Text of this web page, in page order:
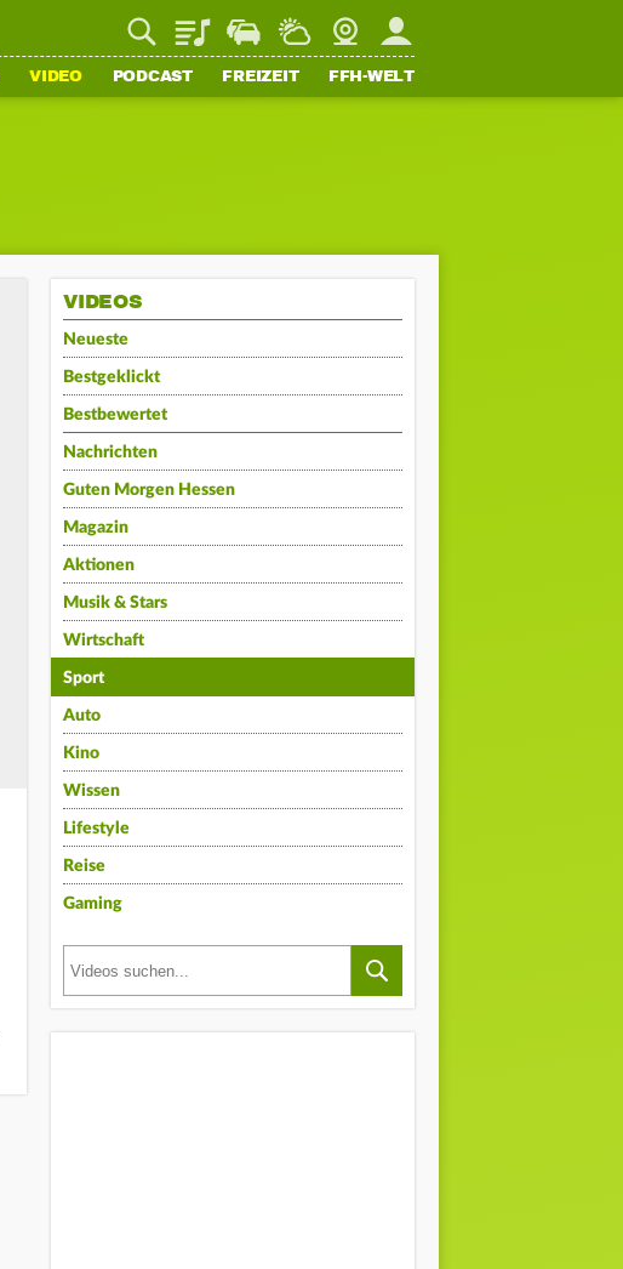
PlaylistStaupilotWetterWebcamMein FFH
VIDEO PODCAST FREIZEIT FFH-WELT
VIDEOS
Neueste
Bestgeklickt
Bestbewertet
Nachrichten
Guten Morgen Hessen
Magazin
Aktionen
Musik & Stars
Wirtschaft
Sport
Auto
Kino
Wissen
Lifestyle
Reise
Gaming